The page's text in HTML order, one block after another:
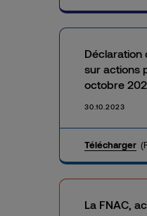
Déclaration
sur actions
octobre
30.10.2023
Télécharger
La FNAC,